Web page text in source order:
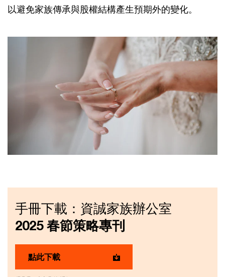
以避免家族傳承與股權結構產生預期外的變化。
手冊下載：資誠家族辦公室
2025 春節策略專刊
點此下載